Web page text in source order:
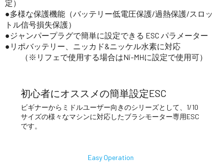
定）
●多様な保護機能（バッテリー低電圧保護/過熱保護/スロッ
トル信号損失保護）
●ジャンパープラグで簡単に設定できる ESC パラメーター
●リポバッテリー、ニッカド&ニッケル水素に対応
（※リフェで使用する場合はNi-MHに設定で使用可）
初心者にオススメの簡単設定ESC
ビギナーからミドルユーザー向きのシリーズとして、1/10
サイズの様々なマシンに対応したブラシモーター専用ESC
です。
Easy Operation